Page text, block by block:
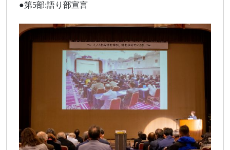
●第5部:語り部宣言